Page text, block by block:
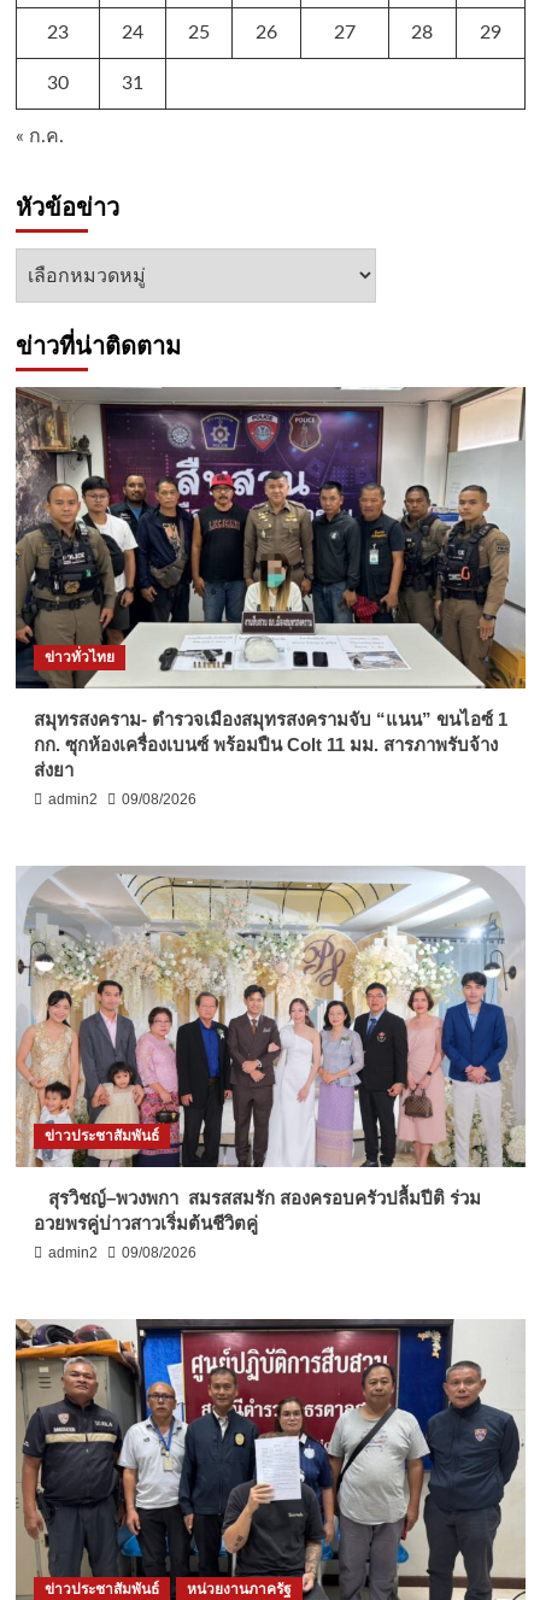
23 24 25 26 27 28 29
30 31
« ก.ค.
หัวข้อข่าว
หัวข้อ
ข่าวที่น่าติดตาม
ข่าวทั่วไทย
สมุทรสงคราม- ตำรวจเมืองสมุทรสงครามจับ “แนน” ขนไอซ์ 1
กก. ซุกห้องเครื่องเบนซ์ พร้อมปืน Colt 11 มม. สารภาพรับจ้าง
ส่งยา
admin2 09/08/2026
ข่าวประชาสัมพันธ์
สุรวิชญ์–พวงพกา สมรสสมรัก สองครอบครัวปลื้มปีติ ร่วม
อวยพรคู่บ่าวสาวเริ่มต้นชีวิตคู่
admin2 09/08/2026
ข่าวประชาสัมพันธ์ หน่วยงานภาครัฐ